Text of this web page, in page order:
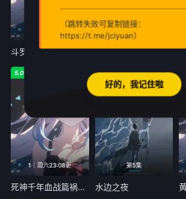
斗罗大陆3龙王传说合集
1｜周六21:05更
猫与龙
1｜周六23:08更
5.0
死神千年血战篇祸进谭
第5集
8.0
水边之夜
（跳转失败可复制链接：
https://t.me/jciyuan）
好的，我记住啦